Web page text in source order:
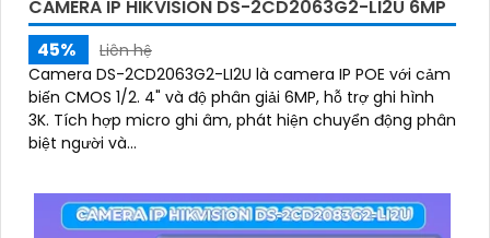
CAMERA IP HIKVISION DS-2CD2063G2-LI2U 6MP
45%
Liên hệ
Camera DS-2CD2063G2-LI2U là camera IP POE với cảm
biến CMOS 1/2. 4" và độ phân giải 6MP, hỗ trợ ghi hình
3K. Tích hợp micro ghi âm, phát hiện chuyển động phân
biệt người và...